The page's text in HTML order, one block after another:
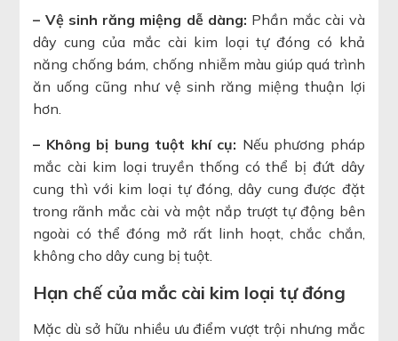
– Vệ sinh răng miệng dễ dàng: Phần mắc cài và
dây cung của mắc cài kim loại tự đóng có khả
năng chống bám, chống nhiễm màu giúp quá trình
ăn uống cũng như vệ sinh răng miệng thuận lợi
hơn.
– Không bị bung tuột khí cụ: Nếu phương pháp
mắc cài kim loại truyền thống có thể bị đứt dây
cung thì với kim loại tự đóng, dây cung được đặt
trong rãnh mắc cài và một nắp trượt tự động bên
ngoài có thể đóng mở rất linh hoạt, chắc chắn,
không cho dây cung bị tuột.
Hạn chế của mắc cài kim loại tự đóng
Mặc dù sở hữu nhiều ưu điểm vượt trội nhưng mắc